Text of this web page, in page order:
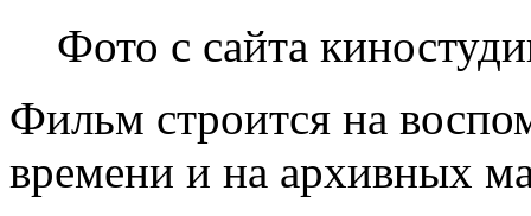
Фото с сайта
Фильм строится на
времени и на архивных